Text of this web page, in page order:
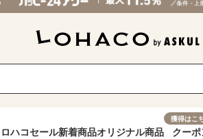
ロハコセール新着商品オリジナル商品
獲得はこ
クーポ